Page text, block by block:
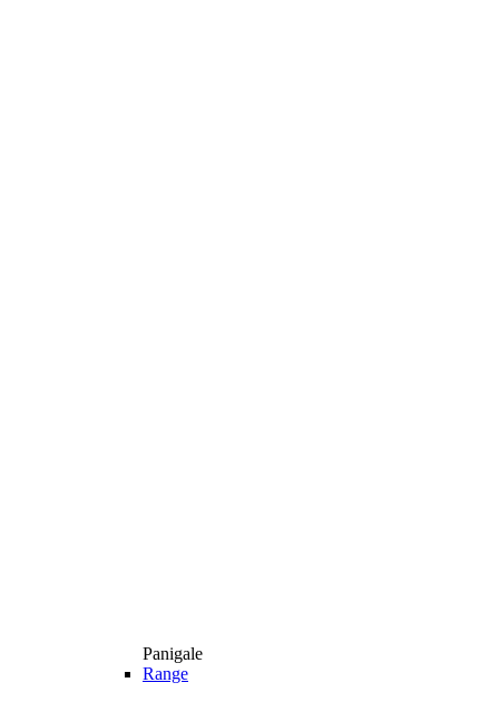
Panigale
Range